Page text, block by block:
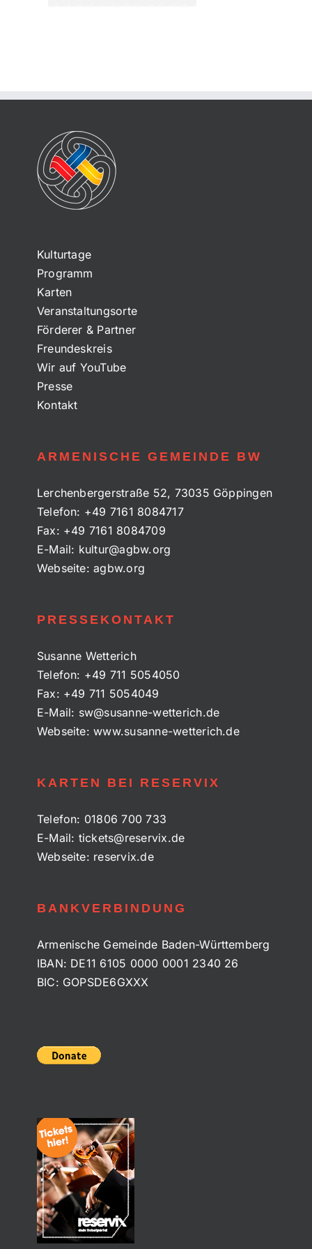
Kulturtage
Programm
Karten
Veranstaltungsorte
Förderer & Partner
Freundeskreis
Wir auf YouTube
Presse
Kontakt
ARMENISCHE GEMEINDE BW
Lerchenbergerstraße 52, 73035 Göppingen
Telefon: +49 7161 8084717
Fax: +49 7161 8084709
E-Mail: kultur@agbw.org
Webseite:agbw.org
PRESSEKONTAKT
Susanne Wetterich
Telefon: +49 711 5054050
Fax: +49 711 5054049
E-Mail: sw@susanne-wetterich.de
Webseite:www.susanne-wetterich.de
KARTEN BEI RESERVIX
Telefon: 01806 700 733
E-Mail: tickets@reservix.de
Webseite: reservix.de
BANKVERBINDUNG
Armenische Gemeinde Baden-Württemberg
IBAN: DE11 6105 0000 0001 2340 26
BIC: GOPSDE6GXXX